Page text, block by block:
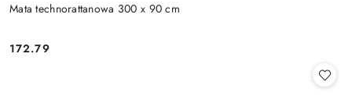
Mata technorattanowa 300 x 90 cm
Cena:
172.79